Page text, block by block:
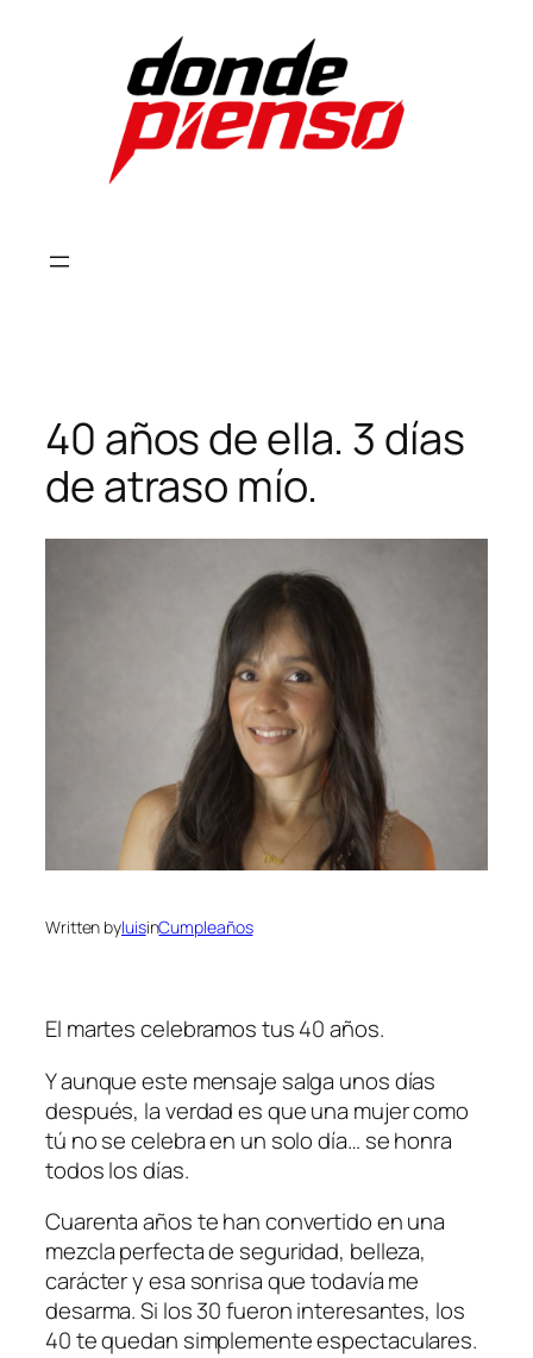
40 años de ella. 3 días
de atraso mío.
Written byluisinCumpleaños
El martes celebramos tus 40 años.
Y aunque este mensaje salga unos días
después, la verdad es que una mujer como
tú no se celebra en un solo día… se honra
todos los días.
Cuarenta años te han convertido en una
mezcla perfecta de seguridad, belleza,
carácter y esa sonrisa que todavía me
desarma. Si los 30 fueron interesantes, los
40 te quedan simplemente espectaculares.